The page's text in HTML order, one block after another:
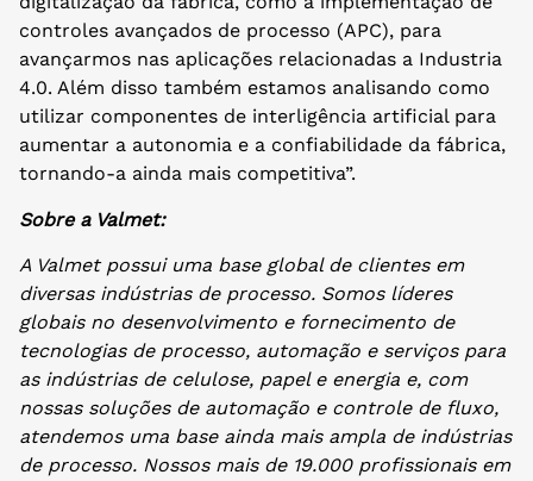
controles avançados de processo (APC), para
avançarmos nas aplicações relacionadas a Industria
4.0. Além disso também estamos analisando como
utilizar componentes de interligência artificial para
aumentar a autonomia e a confiabilidade da fábrica,
tornando-a ainda mais competitiva”.
Sobre a Valmet:
A Valmet possui uma base global de clientes em
diversas indústrias de processo. Somos líderes
globais no desenvolvimento e fornecimento de
tecnologias de processo, automação e serviços para
as indústrias de celulose, papel e energia e, com
nossas soluções de automação e controle de fluxo,
atendemos uma base ainda mais ampla de indústrias
de processo. Nossos mais de 19.000 profissionais em